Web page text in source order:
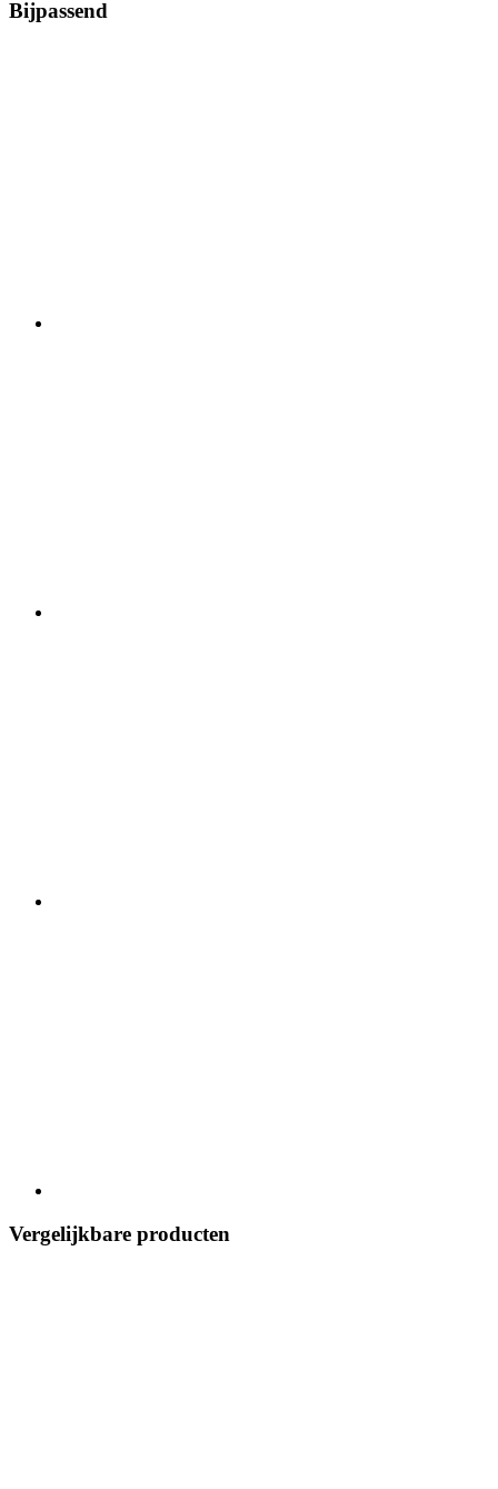
Bijpassend
Vergelijkbare producten